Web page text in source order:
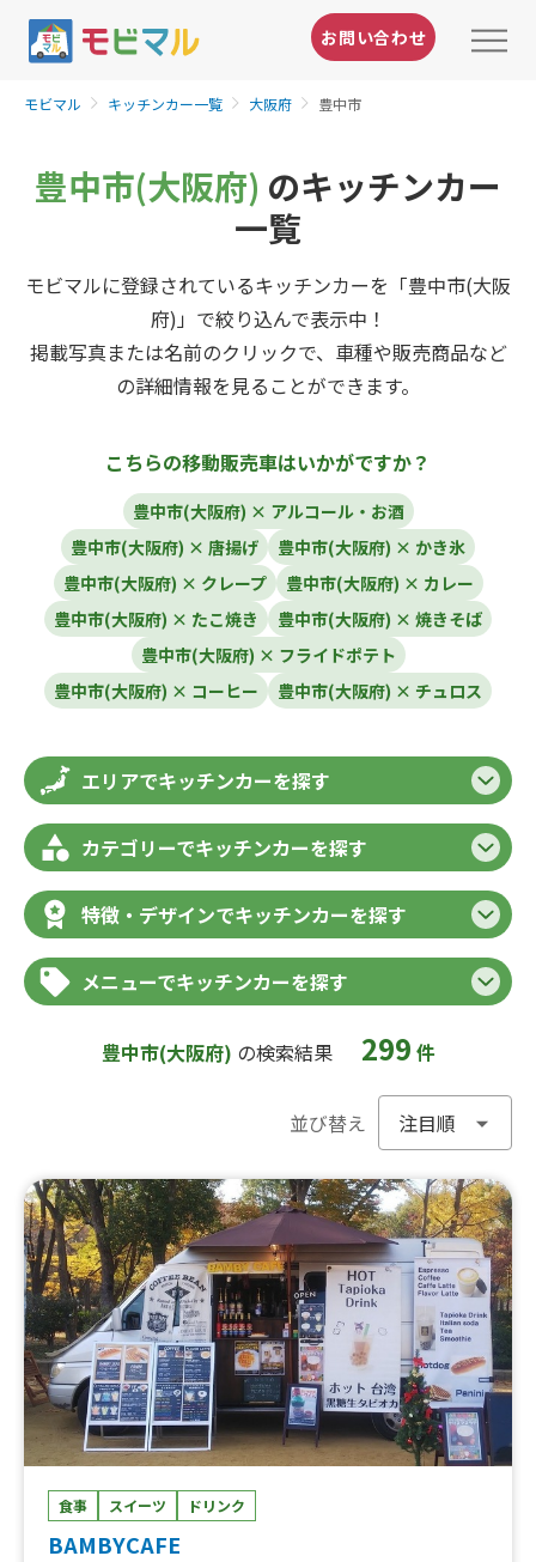
お問い合わせ
モビマル キッチンカー一覧 大阪府 豊中市
豊中市(大阪府) のキッチンカー
一覧
モビマルに登録されているキッチンカーを「豊中市(大阪
府)」で絞り込んで表示中！
掲載写真または名前のクリックで、車種や販売商品など
の詳細情報を見ることができます。
こちらの移動販売車はいかがですか？
豊中市(大阪府) × アルコール・お酒
豊中市(大阪府) × 唐揚げ
豊中市(大阪府) × かき氷
豊中市(大阪府) × クレープ
豊中市(大阪府) × カレー
豊中市(大阪府) × たこ焼き
豊中市(大阪府) × 焼きそば
豊中市(大阪府) × フライドポテト
豊中市(大阪府) × コーヒー
豊中市(大阪府) × チュロス
エリアでキッチンカーを探す
カテゴリーでキッチンカーを探す
特徴・デザインでキッチンカーを探す
メニューでキッチンカーを探す
豊中市(大阪府) の検索結果 299 件
並び替え
食事 スイーツ ドリンク
BAMBYCAFE